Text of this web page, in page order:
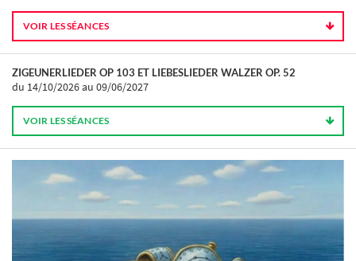
VOIR LES SÉANCES
ZIGEUNERLIEDER OP 103 ET LIEBESLIEDER WALZER OP. 52
du 14/10/2026au 09/06/2027
VOIR LES SÉANCES